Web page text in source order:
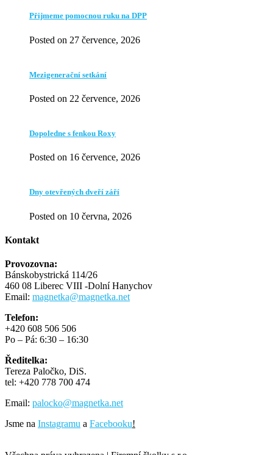
Přijmeme pomocnou ruku na DPP
Posted on 27 července, 2026
Mezigenerační setkání
Posted on 22 července, 2026
Dopoledne s fenkou Roxy
Posted on 16 července, 2026
Dny otevřených dveří září
Posted on 10 června, 2026
Kontakt
Provozovna:
Bánskobystrická 114/26
460 08 Liberec VIII -Dolní Hanychov
Email: magnetka@magnetka.net
Telefon:
+420 608 506 506
Po – Pá: 6:30 – 16:30
Ředitelka:
Tereza Paločko, DiS.
tel: +420 778 700 474
Email: palocko@magnetka.net
Jsme na Instagramu a Facebooku!